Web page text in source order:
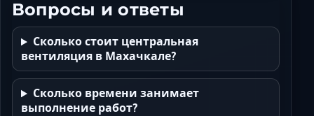
Вопросы и ответы
Сколько стоит центральная
вентиляция в Махачкале?
Сколько времени занимает
выполнение работ?